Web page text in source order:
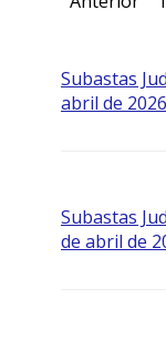
Subastas
abril de
Subastas
de abril de